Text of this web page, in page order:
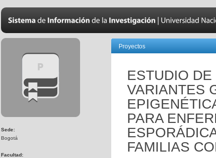
Sede:
Bogotá
Facultad:
Proyectos
ESTUDIO
VARIANTES
PARA
FAMILIAS